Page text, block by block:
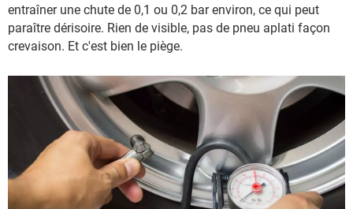
entraîner une chute de 0,1 ou 0,2 bar environ, ce qui peut
paraître dérisoire. Rien de visible, pas de pneu aplati façon
crevaison. Et c'est bien le piège.